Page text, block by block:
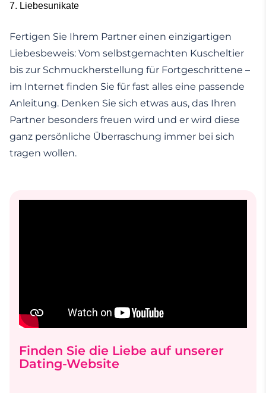
7. Liebesunikate
Fertigen Sie Ihrem Partner einen einzigartigen
Liebesbeweis: Vom selbstgemachten Kuscheltier
bis zur Schmuckherstellung für Fortgeschrittene –
im Internet finden Sie für fast alles eine passende
Anleitung. Denken Sie sich etwas aus, das Ihren
Partner besonders freuen wird und er wird diese
ganz persönliche Überraschung immer bei sich
tragen wollen.
Finden Sie die Liebe auf unserer
Dating-Website